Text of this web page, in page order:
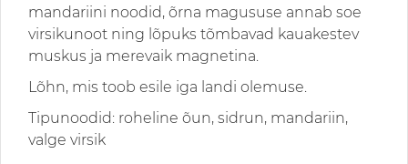
mandariini noodid, õrna magususe annab soe
virsikunoot ning lõpuks tõmbavad kauakestev
muskus ja merevaik magnetina.
Lõhn, mis toob esile iga landi olemuse.
Tipunoodid: roheline õun, sidrun, mandariin,
valge virsik